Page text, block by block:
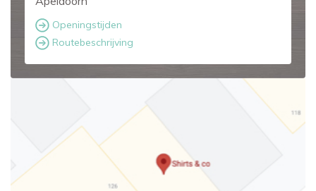
Openingstijden
Routebeschrijving